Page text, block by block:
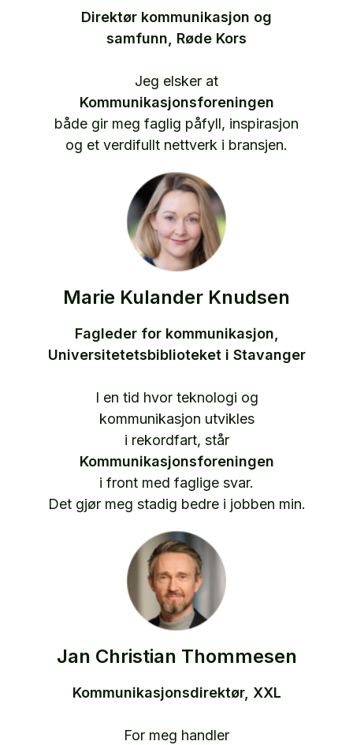
Direktør kommunikasjon og
samfunn, Røde Kors
Jeg elsker at
Kommunikasjonsforeningen
både gir meg faglig påfyll, inspirasjon
og et verdifullt nettverk i bransjen.
Marie Kulander Knudsen
Fagleder for kommunikasjon,
Universitetetsbiblioteket i Stavanger
I en tid hvor teknologi og
kommunikasjon utvikles
i rekordfart, står
Kommunikasjonsforeningen
i front med faglige svar.
Det gjør meg stadig bedre i jobben min.
Jan Christian Thommesen
Kommunikasjonsdirektør, XXL
For meg handler